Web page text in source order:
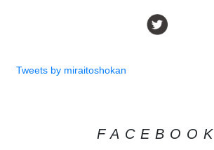
Tweets by miraitoshokan
FACEBOOK